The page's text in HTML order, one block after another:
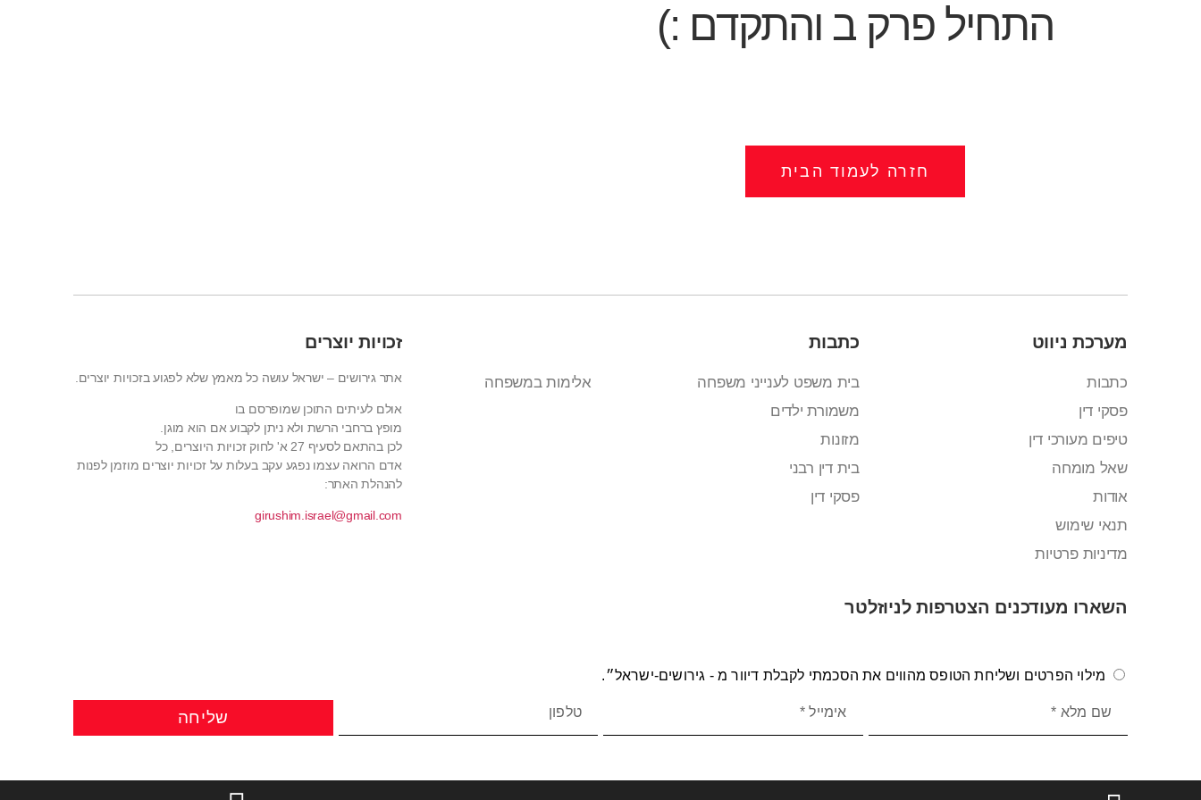
התחיל פרק ב והתקדם :)
חזרה לעמוד הבית
מערכת ניווט
כתבות
פסקי דין
טיפים מעורכי דין
שאל מומחה
אודות
תנאי שימוש
מדיניות פרטיות
כתבות
בית משפט לענייני משפחה
משמורת ילדים
מזונות
בית דין רבני
פסקי דין
אלימות במשפחה
זכויות יוצרים
אתר גירושים – ישראל עושה כל מאמץ שלא לפגוע בזכויות יוצרים.
אולם לעיתים התוכן שמופרסם בו
מופץ ברחבי הרשת ולא ניתן לקבוע אם הוא מוגן.
לכן בהתאם לסעיף 27 א' לחוק זכויות היוצרים, כל
אדם הרואה עצמו נפגע עקב בעלות על זכויות יוצרים מוזמן לפנות
להנהלת האתר:
girushim.israel@gmail.com
השארו מעודכנים הצטרפות לניוזלטר
מילוי הפרטים ושליחת הטופס מהווים את הסכמתי לקבלת דיוור מ - גירושים-ישראל״.
שליחה